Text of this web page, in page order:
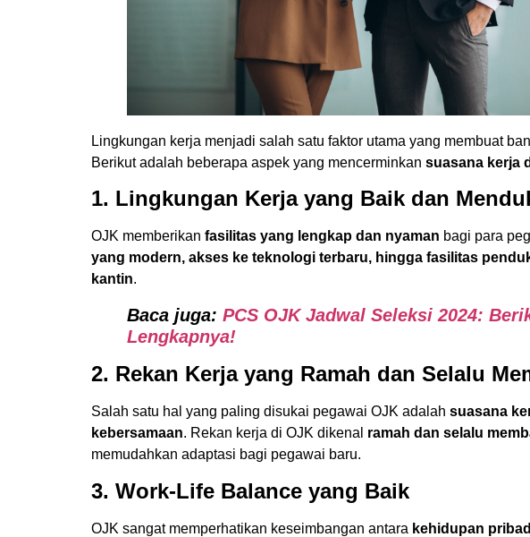
Lingkungan kerja menjadi salah satu faktor utama yang membuat
Berikut adalah beberapa aspek yang mencerminkan suasana kerja
1. Lingkungan Kerja yang Baik dan
OJK memberikan fasilitas yang lengkap dan nyaman bagi para
yang modern, akses ke teknologi terbaru, hingga fasilitas
kantin.
Baca juga: PCS OJK Jadwal Seleksi 2024:
Lengkapnya!
2. Rekan Kerja yang Ramah dan Selalu
Salah satu hal yang paling disukai pegawai OJK adalah suasana
kebersamaan. Rekan kerja di OJK dikenal ramah dan selalu
memudahkan adaptasi bagi pegawai baru.
3. Work-Life Balance yang Baik
OJK sangat memperhatikan keseimbangan antara kehidupan